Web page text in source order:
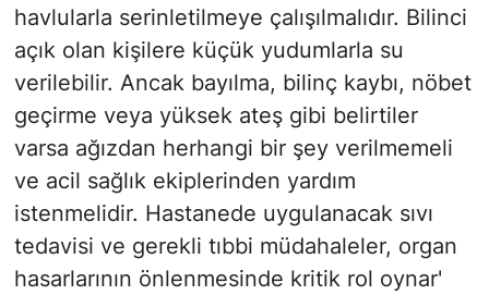
havlularla serinletilmeye çalışılmalıdır. Bilinci
açık olan kişilere küçük yudumlarla su
verilebilir. Ancak bayılma, bilinç kaybı, nöbet
geçirme veya yüksek ateş gibi belirtiler
varsa ağızdan herhangi bir şey verilmemeli
ve acil sağlık ekiplerinden yardım
istenmelidir. Hastanede uygulanacak sıvı
tedavisi ve gerekli tıbbi müdahaleler, organ
hasarlarının önlenmesinde kritik rol oynar'